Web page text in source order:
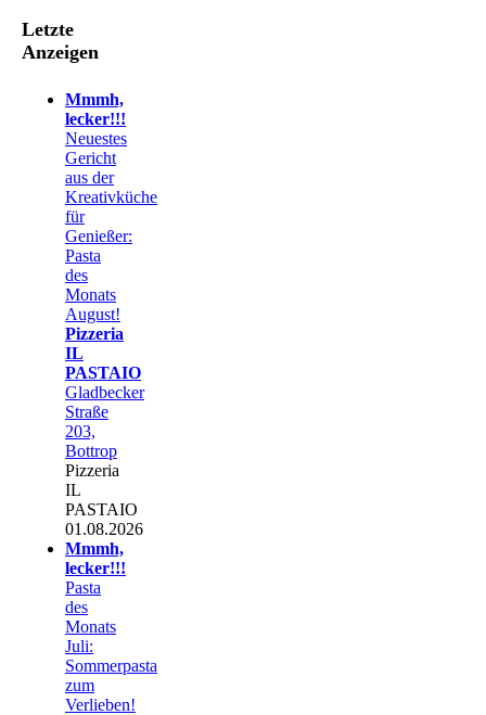
Letzte
Anzeigen
Mmmh,
lecker!!!
Neuestes
Gericht
aus der
Kreativküche
für
Genießer:
Pasta
des
Monats
August!
Pizzeria
IL
PASTAIO
Gladbecker
Straße
203,
Bottrop
Pizzeria
IL
PASTAIO
01.08.2026
Mmmh,
lecker!!!
Pasta
des
Monats
Juli:
Sommerpasta
zum
Verlieben!